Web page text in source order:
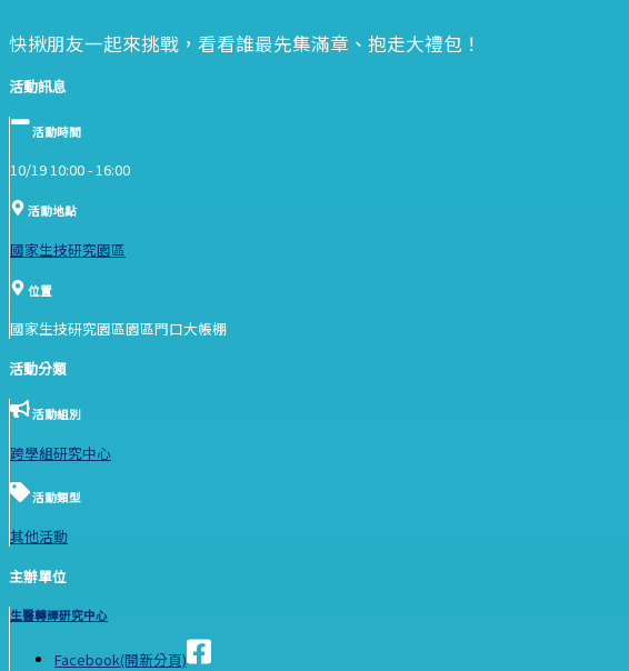
快揪朋友一起來挑戰，看看誰最先集滿章、抱走大禮包！
活動訊息
活動時間
10/19 10:00 -16:00
活動地點
國家生技研究園區
位置
國家生技研究園區園區門口大帳棚
活動分類
活動組別
跨學組研究中心
活動類型
其他活動
主辦單位
生醫轉譯研究中心
Facebook(開新分頁)